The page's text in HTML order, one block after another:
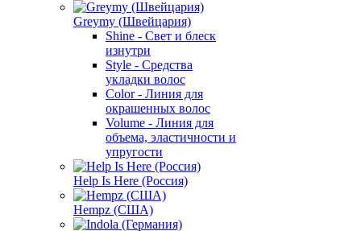
Greymy (Швейцария)
Shine - Свет и блеск
изнутри
Style - Средства
укладки волос
Color - Линия для
окрашенных волос
Volume - Линия для
объема, эластичности и
упругости
Help Is Here (Россия)
Hempz (США)